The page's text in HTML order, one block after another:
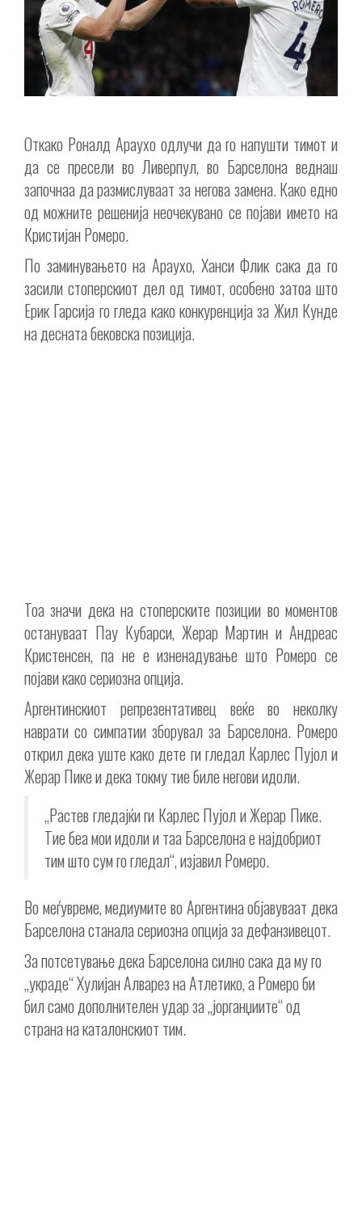
Откако Роналд Араухо одлучи да го напушти тимот и
да се пресели во Ливерпул, во Барселона веднаш
започнаа да размислуваат за негова замена. Како едно
од можните решенија неочекувано се појави името на
Кристијан Ромеро.
По заминувањето на Араухо, Ханси Флик сака да го
засили стоперскиот дел од тимот, особено затоа што
Ерик Гарсија го гледа како конкуренција за Жил Кунде
на десната бековска позиција.
Тоа значи дека на стоперските позиции во моментов
остануваат Пау Кубарси, Жерар Мартин и Андреас
Кристенсен, па не е изненадување што Ромеро се
појави како сериозна опција.
Аргентинскиот репрезентативец веќе во неколку
наврати со симпатии зборувал за Барселона. Ромеро
открил дека уште како дете ги гледал Карлес Пујол и
Жерар Пике и дека токму тие биле негови идоли.
„Растев гледајќи ги Карлес Пујол и Жерар Пике.
Тие беа мои идоли и таа Барселона е најдобриот
тим што сум го гледал“, изјавил Ромеро.
Во меѓувреме, медиумите во Аргентина објавуваат дека
Барселона станала сериозна опција за дефанзивецот.
За потсетување дека Барселона силно сака да му го
„украде“ Хулијан Алварез на Атлетико, а Ромеро би
бил само дополнителен удар за „јорганџиите“ од
страна на каталонскиот тим.